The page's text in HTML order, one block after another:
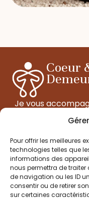
Pour offrir les meilleures
technologies telles que
informations des
nous permettra de
de navigation ou les ID
consentir ou de retirer
sur certaines
Coeur
Je vous
de vie en un